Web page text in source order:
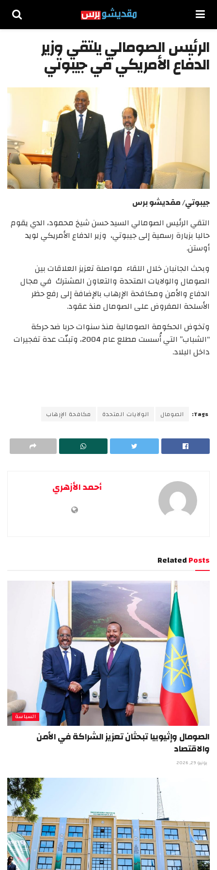
الرئيس الصومالي يلتقي وزير
الدفاع الأمريكي في جيبوتي
جيبوتي/ مقديشو برس
التقي الرئيس الصومالي السيد حسن شيخ محمود، الدي يقوم
حاليا بزيارة رسمية إلى جيبوتي، وزير الدفاع الأمريكي لويد
أوستن.
وبحث الجانبان خلال اللقاء مواصلة تعزيز العلاقات بين
الصومال والولايات المتحدة والتعاون المشترك في مجال
الدفاع والأمن ومكافحة الإرهاب بالإضافة إلى رفع حظر
الأسلحة المفروض على الصومال منذ عقود.
وتخوض الحكومة الصومالية منذ سنوات حربا ضد حركة
“الشباب” التي أُسست مطلع عام 2004، وتبنّت عدة تفجيرات
داخل البلاد.
Tags: الصومال الولايات المتحدة مكافحة الإرهاب
أحمد الأزهري
RelatedPosts
السياسة
الصومال وإثيوبيا تبحثان تعزيز الشراكة في الأمن
والاقتصاد
يونيو 29, 2026